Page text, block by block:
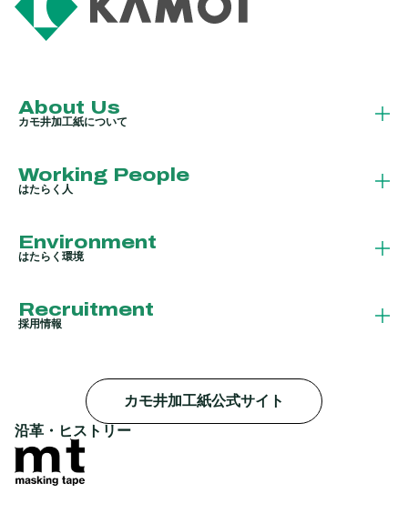
About Us
カモ井加工紙について
Working People
はたらく人
Environment
はたらく環境
Recruitment
採用情報
カモ井加工紙公式サイト
沿革・ヒストリー